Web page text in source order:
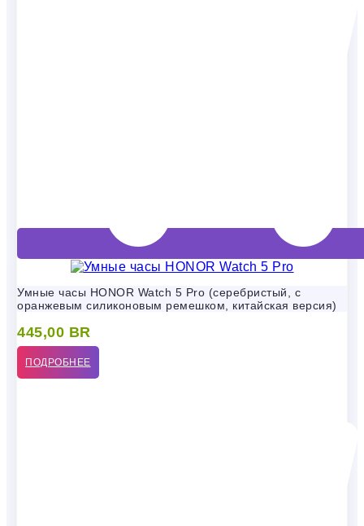
Умные часы HONOR Watch 5 Pro (серебристый, с
оранжевым силиконовым ремешком, китайская версия)
445,00 BR
ПОДРОБНЕЕ